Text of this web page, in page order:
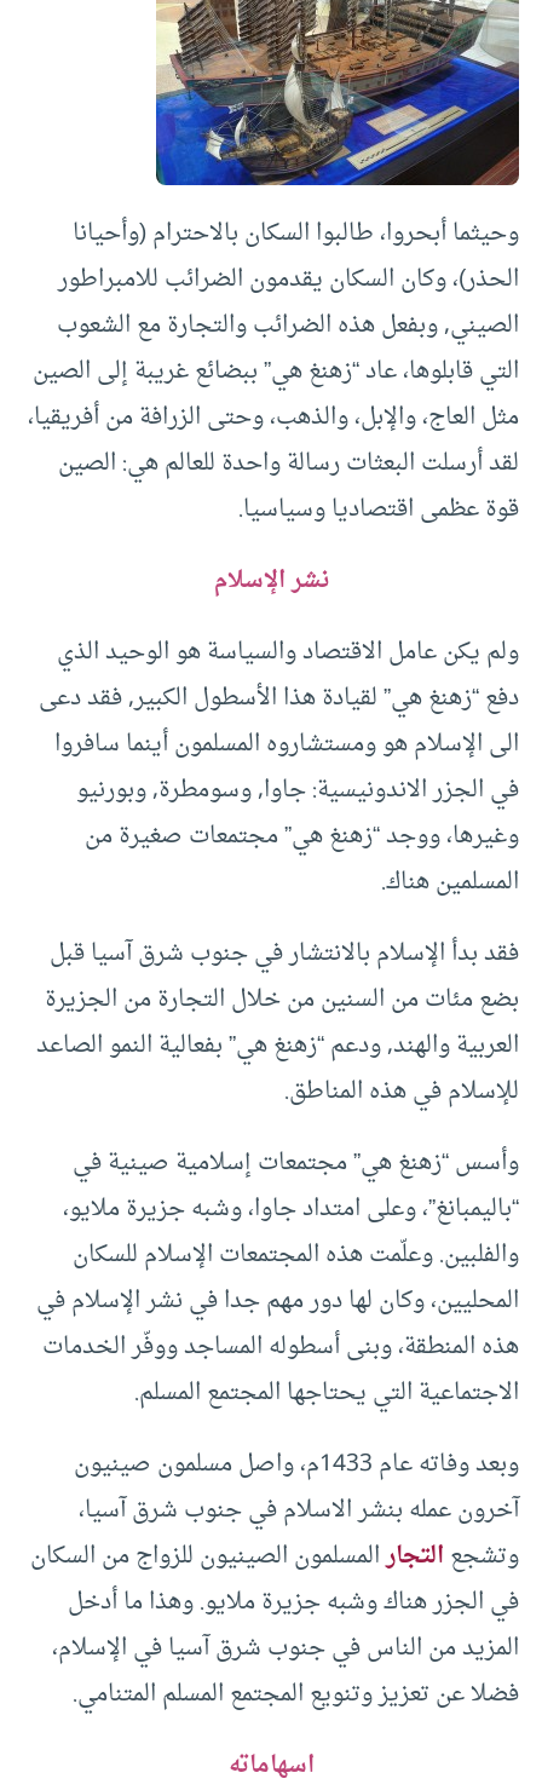
وحيثما أبحروا، طالبوا السكان بالاحترام (وأحيانا
الحذر)، وكان السكان يقدمون الضرائب للامبراطور
الصيني, وبفعل هذه الضرائب والتجارة مع الشعوب
التي قابلوها، عاد “زهنغ هي” ببضائع غريبة إلى الصين
مثل العاج، والإبل، والذهب، وحتى الزرافة من أفريقيا،
لقد أرسلت البعثات رسالة واحدة للعالم هي: الصين
قوة عظمى اقتصاديا وسياسيا.
نشر الإسلام
ولم يكن عامل الاقتصاد والسياسة هو الوحيد الذي
دفع “زهنغ هي” لقيادة هذا الأسطول الكبير, فقد دعى
الى الإسلام هو ومستشاروه المسلمون أينما سافروا
في الجزر الاندونيسية: جاوا, وسومطرة, وبورنيو
وغيرها، ووجد “زهنغ هي” مجتمعات صغيرة من
المسلمين هناك.
فقد بدأ الإسلام بالانتشار في جنوب شرق آسيا قبل
بضع مئات من السنين من خلال التجارة من الجزيرة
العربية والهند, ودعم “زهنغ هي” بفعالية النمو الصاعد
للإسلام في هذه المناطق.
وأسس “زهنغ هي” مجتمعات إسلامية صينية في
“باليمبانغ”، وعلى امتداد جاوا، وشبه جزيرة ملايو،
والفلبين. وعلّمت هذه المجتمعات الإسلام للسكان
المحليين، وكان لها دور مهم جدا في نشر الإسلام في
هذه المنطقة، وبنى أسطوله المساجد ووفّر الخدمات
الاجتماعية التي يحتاجها المجتمع المسلم.
وبعد وفاته عام 1433م، واصل مسلمون صينيون
آخرون عمله بنشر الاسلام في جنوب شرق آسيا،
وتشجعالتجارالمسلمون الصينيون للزواج من السكان
في الجزر هناك وشبه جزيرة ملايو. وهذا ما أدخل
المزيد من الناس في جنوب شرق آسيا في الإسلام،
فضلا عن تعزيز وتنويع المجتمع المسلم المتنامي.
اسهاماته